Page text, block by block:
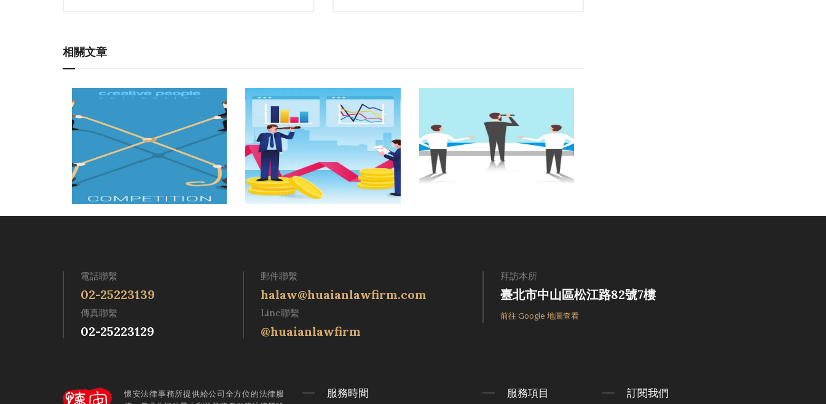
相關文章
電話聯繫
02-25223139
傳真聯繫
02-25223129
郵件聯繫
halaw@huaianlawfirm.com
Line聯繫
@huaianlawfirm
拜訪本所
臺北市中山區松江路82號7樓
前往 Google 地圖查看
懷安法律事務所提供給公司全方位的法律服
服務時間 服務項目 訂閱我們